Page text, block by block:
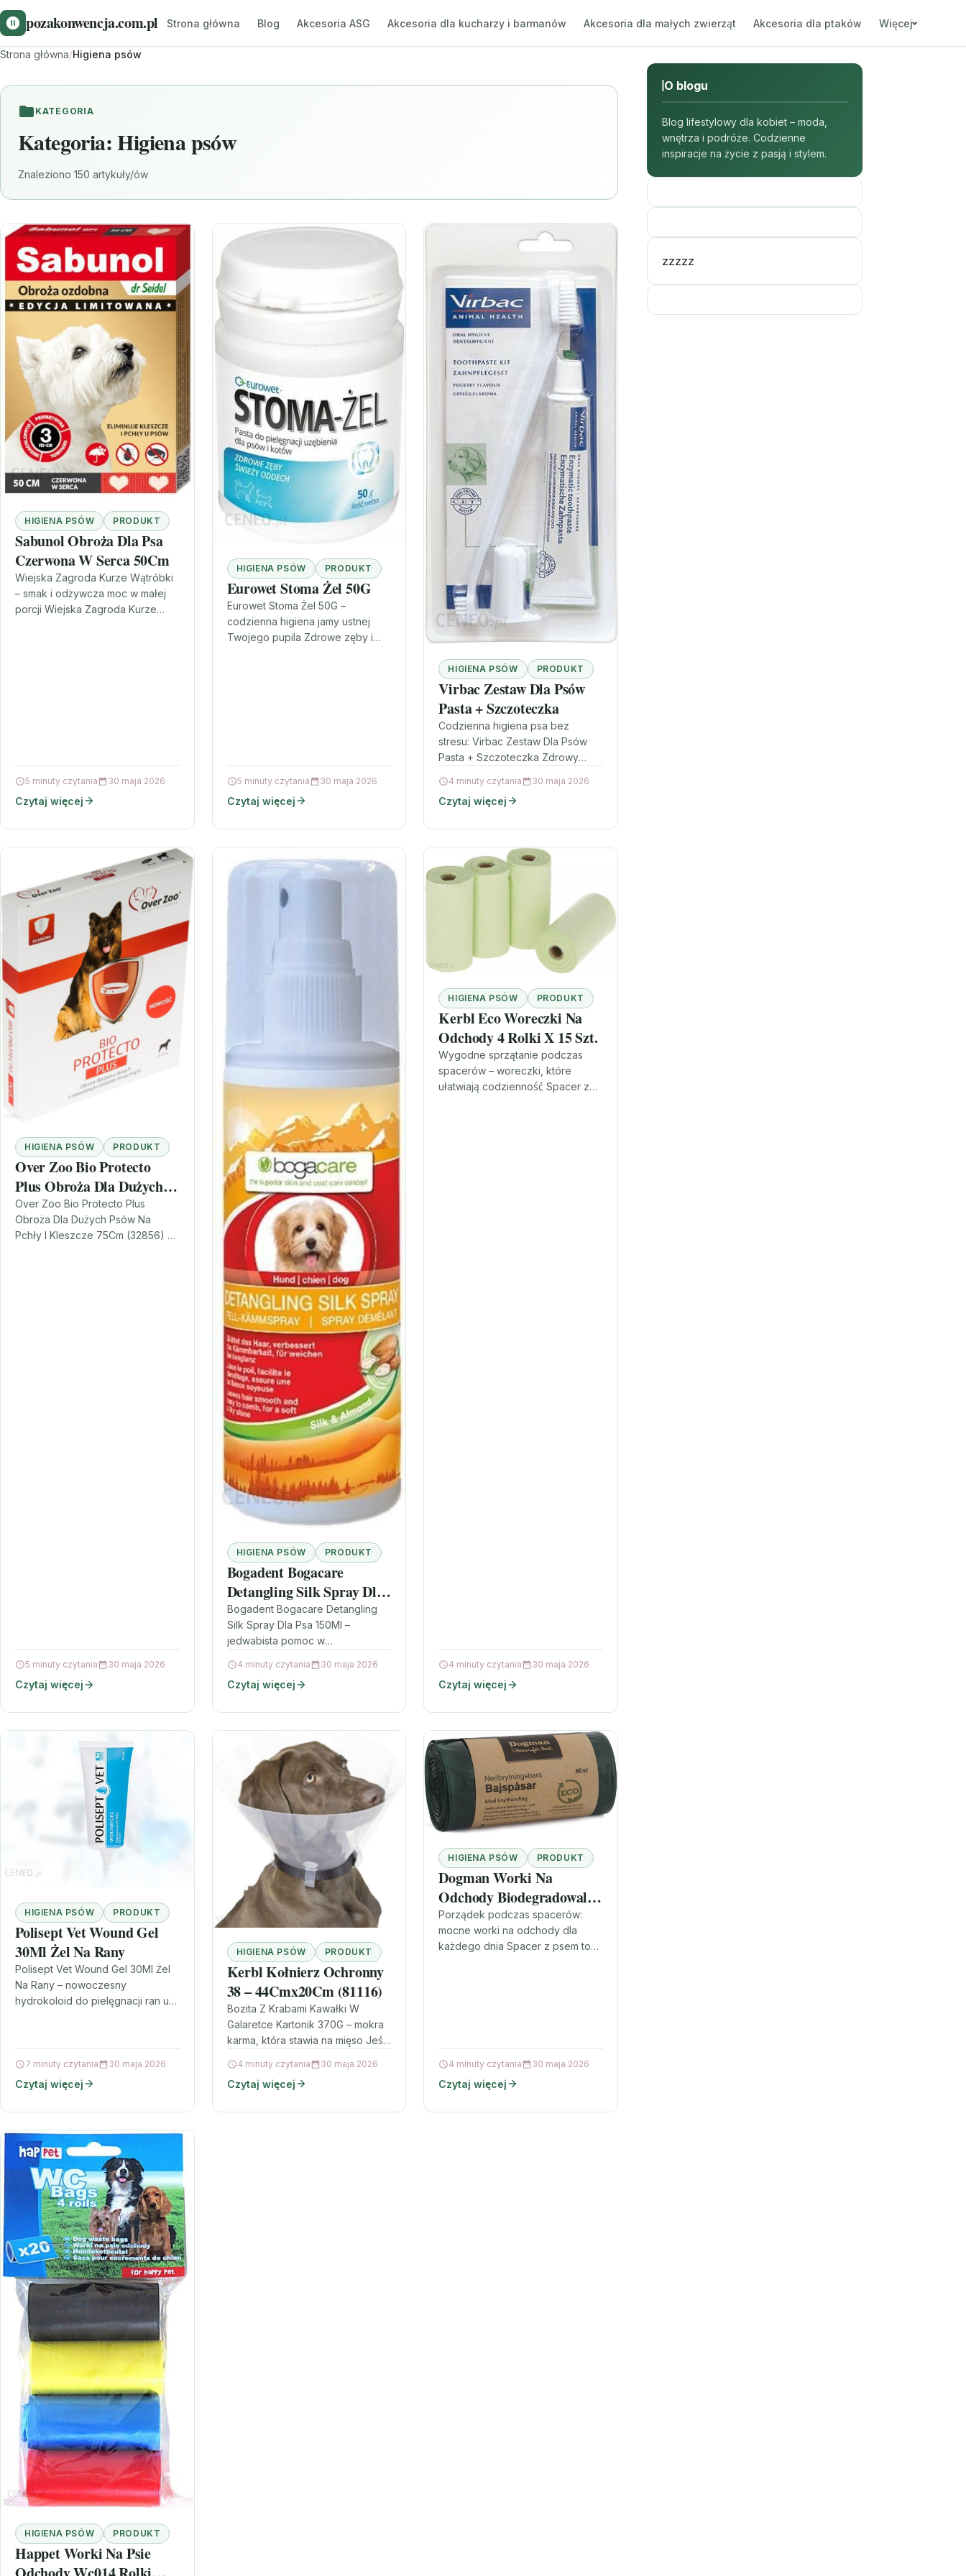
pozakonwencja.com.pl Strona główna Blog Akcesoria ASG Akcesoria dla kucharzy i barmanów Akcesoria dla małych zwierząt Akcesoria dla ptaków Więcej
Strona główna/Higiena psów
KATEGORIA
Kategoria:Higiena psów
Znaleziono 150 artykuły/ów
HIGIENA PSÓW PRODUKT
Sabunol Obroża Dla Psa
Czerwona W Serca 50Cm
Wiejska Zagroda Kurze Wątróbki
– smak i odżywcza moc w małej
porcji Wiejska Zagroda Kurze
5 minuty czytania 30 maja 2026
Czytaj więcej
HIGIENA PSÓW PRODUKT
Eurowet Stoma Żel 50G
Eurowet Stoma Żel 50G –
codzienna higiena jamy ustnej
Twojego pupila Zdrowe zęby i
5 minuty czytania 30 maja 2026
Czytaj więcej
HIGIENA PSÓW PRODUKT
Virbac Zestaw Dla Psów
Pasta + Szczoteczka
Codzienna higiena psa bez
stresu: Virbac Zestaw Dla Psów
Pasta + Szczoteczka Zdrowy
tylko kwestia komfortu dla
domowników,…
4 minuty czytania 30 maja 2026
Czytaj więcej
HIGIENA PSÓW PRODUKT
Over Zoo Bio Protecto
Plus Obroża Dla Dużych
Psów Na Pchły I Kleszcze
75Cm (32856)
Over Zoo Bio Protecto Plus
Obroża Dla Dużych Psów Na
Pchły I Kleszcze 75Cm (32856) –
5 minuty czytania 30 maja 2026
Czytaj więcej
HIGIENA PSÓW PRODUKT
Bogadent Bogacare
Detangling Silk Spray Dla
Psa 150Ml
Bogadent Bogacare Detangling
Silk Spray Dla Psa 150Ml –
jedwabista pomoc w
zaczyna się plątać, codzienna
pielęgnacja potrafi być
4 minuty czytania 30 maja 2026
Czytaj więcej
HIGIENA PSÓW PRODUKT
Kerbl Eco Woreczki Na
Odchody 4 Rolki X 15 Szt.
Wygodne sprzątanie podczas
spacerów – woreczki, które
ułatwiają codzienność Spacer z
4 minuty czytania 30 maja 2026
Czytaj więcej
HIGIENA PSÓW PRODUKT
Polisept Vet Wound Gel
30Ml Żel Na Rany
Polisept Vet Wound Gel 30Ml Żel
Na Rany – nowoczesny
hydrokoloid do pielęgnacji ran u
7 minuty czytania 30 maja 2026
Czytaj więcej
HIGIENA PSÓW PRODUKT
Kerbl Kołnierz Ochronny
38 – 44Cmx20Cm (81116)
Bozita Z Krabami Kawałki W
Galaretce Kartonik 370G – mokra
karma, która stawia na mięso Jeśli
która łączy wyrazisty…
4 minuty czytania 30 maja 2026
Czytaj więcej
HIGIENA PSÓW PRODUKT
Dogman Worki Na
Odchody Biodegradowalne
Zielone 60Szt
Porządek podczas spacerów:
mocne worki na odchody dla
każdego dnia Spacer z psem to
4 minuty czytania 30 maja 2026
Czytaj więcej
HIGIENA PSÓW PRODUKT
Happet Worki Na Psie
O blogu
Blog lifestylowy dla kobiet – moda,
wnętrza i podróże. Codzienne
inspiracje na życie z pasją i stylem.
zzzzz